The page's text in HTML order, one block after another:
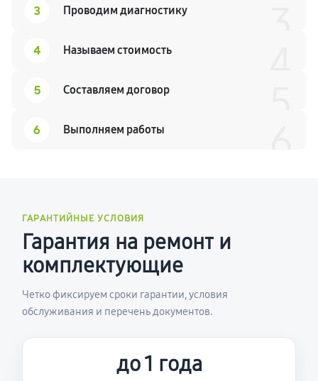
3 Проводим диагностику
4 Называем стоимость
5 Составляем договор
6 Выполняем работы
ГАРАНТИЙНЫЕ УСЛОВИЯ
Гарантия на ремонт и
комплектующие
Четко фиксируем сроки гарантии, условия
обслуживания и перечень документов.
до 1 года